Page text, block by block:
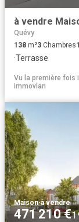
à vendre
Quévy
138 m²3 Chambres1
·Terrasse
Vu la première fois
immovlan
Maison·à vendre
471 210 €1